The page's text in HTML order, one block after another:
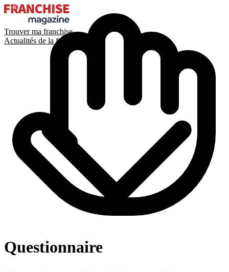
Trouver ma franchise
Actualités de la franchise
Questionnaire